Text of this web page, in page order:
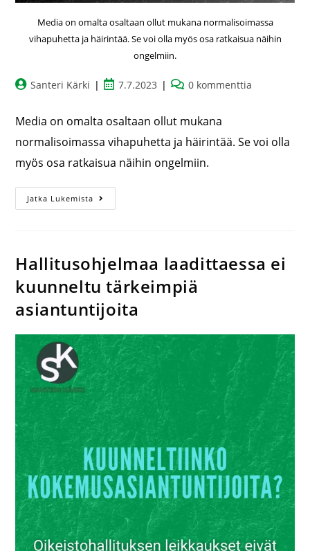
Media on omalta osaltaan ollut mukana normalisoimassa
vihapuhetta ja häirintää. Se voi olla myös osa ratkaisua näihin
ongelmiin.
Santeri Kärki 7.7.2023 0 kommenttia
Media on omalta osaltaan ollut mukana
normalisoimassa vihapuhetta ja häirintää. Se voi olla
myös osa ratkaisua näihin ongelmiin.
Jatka Lukemista
Hallitusohjelmaa laadittaessa ei
kuunneltu tärkeimpiä
asiantuntijoita